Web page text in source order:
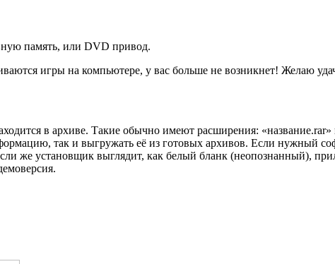
память, или DVD привод.
игры на компьютере, у вас больше не возникнет! Желаю
в архиве. Такие обычно имеют расширения:
так и выгружать её из готовых архивов. Если нужный
же установщик выглядит, как белый бланк (неопознанный),